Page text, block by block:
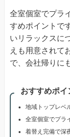
全室個室でプラ
すめポイントで
いリラックスに
えも用意されて
で、会社帰りに
おすすめポイ
地域トップレベ
全室個室でプラ
着替え完備で深